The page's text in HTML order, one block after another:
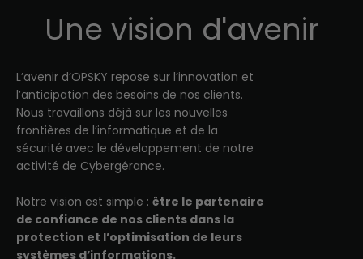
Une vision d'avenir
L’avenir d’OPSKY repose sur l’innovation et
l’anticipation des besoins de nos clients.
Nous travaillons déjà sur les nouvelles
frontières de l’informatique et de la
sécurité avec le développement de notre
activité de Cybergérance.
Notre vision est simple : être le partenaire
de confiance de nos clients dans la
protection et l’optimisation de leurs
systèmes d’informations.